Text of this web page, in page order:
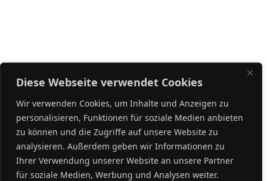
Diese Webseite verwendet Cookies
Wir verwenden Cookies, um Inhalte und Anzeigen zu
personalisieren, Funktionen für soziale Medien anbieten
zu können und die Zugriffe auf unsere Website zu
analysieren. Außerdem geben wir Informationen zu
Ihrer Verwendung unserer Website an unsere Partner
für soziale Medien, Werbung und Analysen weiter.